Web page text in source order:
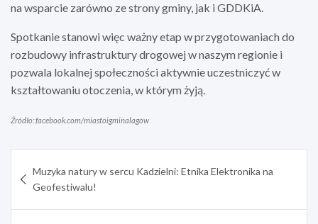
na wsparcie zarówno ze strony gminy, jak i GDDKiA.
Spotkanie stanowi więc ważny etap w przygotowaniach do
rozbudowy infrastruktury drogowej w naszym regionie i
pozwala lokalnej społeczności aktywnie uczestniczyć w
kształtowaniu otoczenia, w którym żyją.
Źródło: facebook.com/miastoigminalagow
wpisu
Muzyka natury w sercu Kadzielni: Etnika Elektronika na
Geofestiwalu!